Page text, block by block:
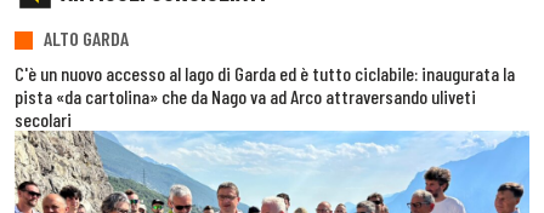
ALTO GARDA
C'è un nuovo accesso al lago di Garda ed è tutto ciclabile: inaugurata la
pista «da cartolina» che da Nago va ad Arco attraversando uliveti
secolari